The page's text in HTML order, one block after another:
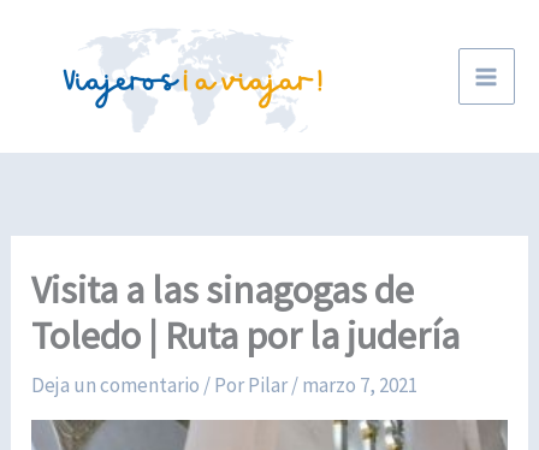
contenido
Visita a las sinagogas de
Toledo | Ruta por la judería
Deja un comentario / PorPilar/marzo 7, 2021